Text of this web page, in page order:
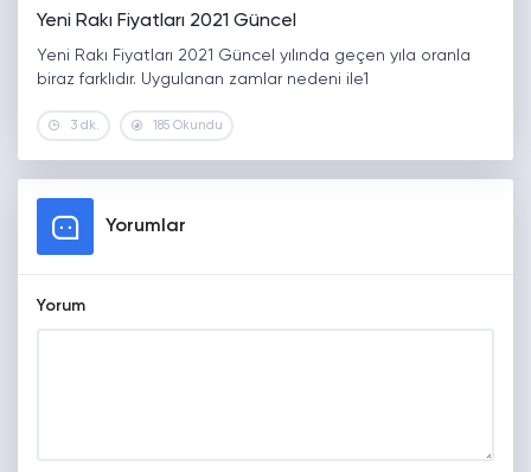
Yeni Rakı Fiyatları 2021 Güncel
Yeni Rakı Fiyatları 2021 Güncel yılında geçen yıla oranla
biraz farklıdır. Uygulanan zamlar nedeni ile1
3 dk. 185 Okundu
Yorumlar
Yorum